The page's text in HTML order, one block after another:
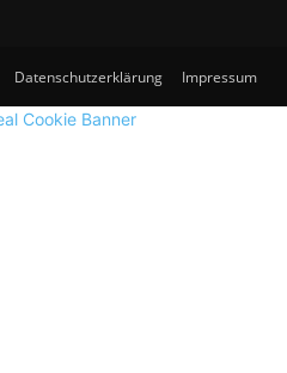
Datenschutzerklärung Impressum
Cookie Banner